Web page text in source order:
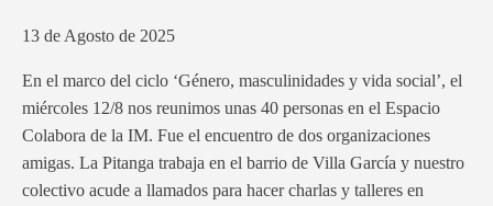
13 de Agosto de 2025
En el marco del ciclo ‘Género, masculinidades y vida social’, el
miércoles 12/8 nos reunimos unas 40 personas en el Espacio
Colabora de la IM. Fue el encuentro de dos organizaciones
amigas. La Pitanga trabaja en el barrio de Villa García y nuestro
colectivo acude a llamados para hacer charlas y talleres en